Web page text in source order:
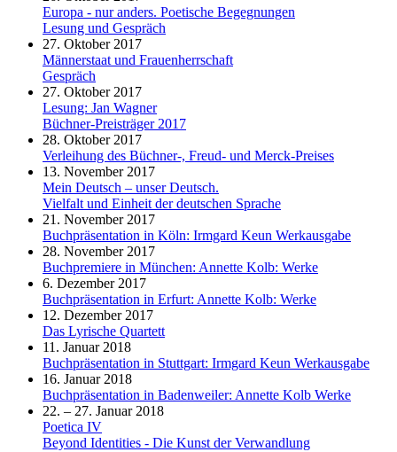
Europa - nur anders. Poetische Begegnungen
Lesung und Gespräch
27. Oktober 2017
Männerstaat und Frauenherrschaft
Gespräch
27. Oktober 2017
Lesung: Jan Wagner
Büchner-Preisträger 2017
28. Oktober 2017
Verleihung des Büchner-, Freud- und Merck-Preises
13. November 2017
Mein Deutsch – unser Deutsch.
Vielfalt und Einheit der deutschen Sprache
21. November 2017
Buchpräsentation in Köln: Irmgard Keun Werkausgabe
28. November 2017
Buchpremiere in München: Annette Kolb: Werke
6. Dezember 2017
Buchpräsentation in Erfurt: Annette Kolb: Werke
12. Dezember 2017
Das Lyrische Quartett
11. Januar 2018
Buchpräsentation in Stuttgart: Irmgard Keun Werkausgabe
16. Januar 2018
Buchpräsentation in Badenweiler: Annette Kolb Werke
22. – 27. Januar 2018
Poetica IV
Beyond Identities - Die Kunst der Verwandlung